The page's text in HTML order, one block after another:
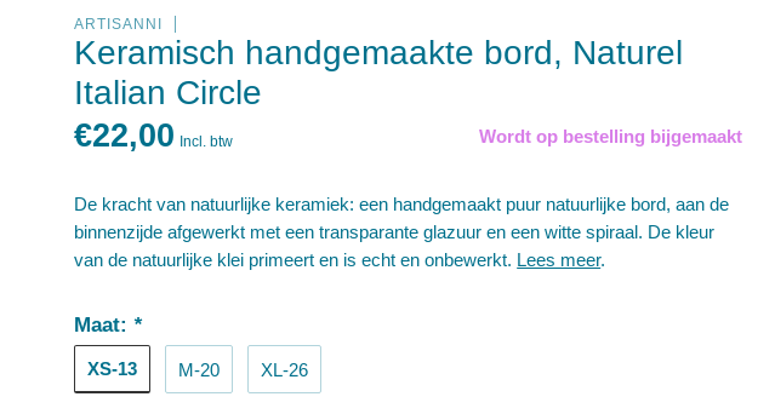
ARTISANNI
Keramisch handgemaakte bord, Naturel
Italian Circle
€22,00 Incl. btw Wordt op bestelling bijgemaakt
De kracht van natuurlijke keramiek: een handgemaakt puur natuurlijke bord, aan de
binnenzijde afgewerkt met een transparante glazuur en een witte spiraal. De kleur
van de natuurlijke klei primeert en is echt en onbewerkt. Lees meer.
Maat:*
XS-13 M-20 XL-26